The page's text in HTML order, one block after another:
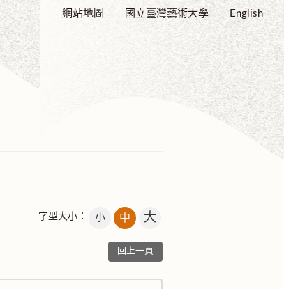
網站地圖 國立臺灣藝術大學 English
字型大小： 小 中 大
回上一頁